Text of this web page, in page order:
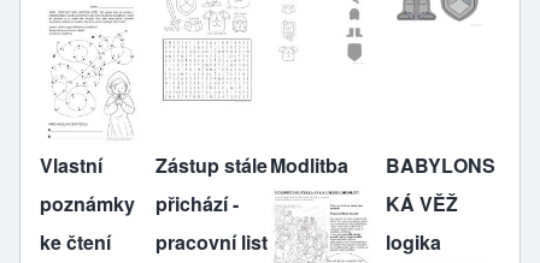
Vlastní
poznámky
ke čtení
Zástup stále
přichází -
pracovní list
Modlitba
BABYLONS
KÁ VĚŽ
logika